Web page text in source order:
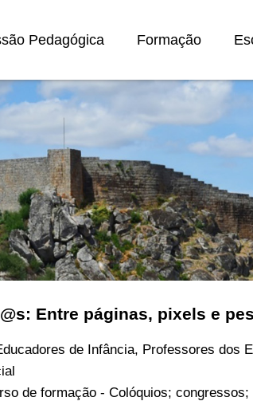
Pedagógica Formação
Entre páginas, pixels e
de Infância, Professores dos
de formação - Colóquios;